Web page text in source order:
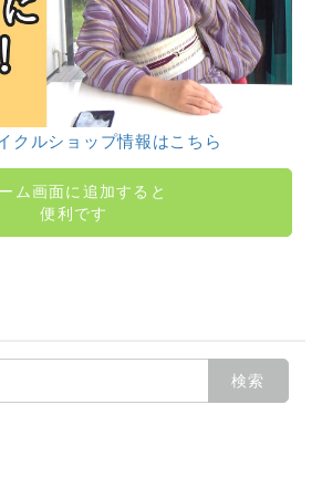
クルショップ情報はこちら
ム画面に追加すると
便利です